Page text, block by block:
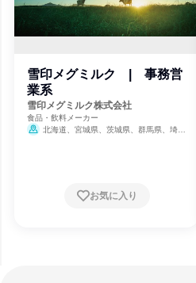
雪印メグミルク | 事務営
業系
雪印メグミルク株式会社
食品・飲料メーカー
北海道、宮城県、茨城県、群馬県、埼玉
お気に入り